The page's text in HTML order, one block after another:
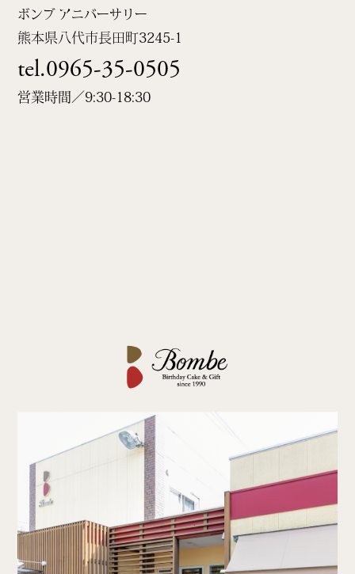
ボンブ アニバーサリー
熊本県八代市長田町3245-1
tel.0965-35-0505
営業時間／9:30-18:30